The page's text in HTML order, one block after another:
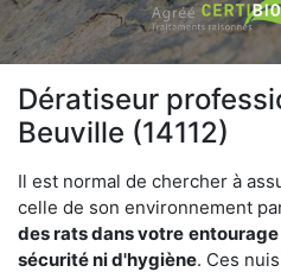
Dératiseur
Beuville (14112)
Il est normal de chercher à
celle de son environnement
des rats dans votre entourage
sécurité ni d'hygiène. Ces